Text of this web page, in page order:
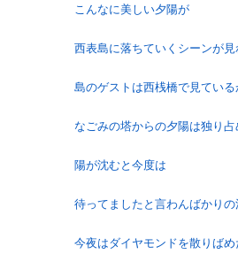
こんなに美しい夕陽が
西表島に落ちていくシーンが見
島のゲストは西桟橋で見ている
なごみの塔からの夕陽は独り占
陽が沈むと今度は
待ってましたと言わんばかりの
今夜はダイヤモンドを散りば